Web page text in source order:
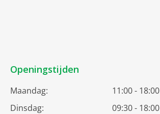
Openingstijden
Maandag:
11:00 - 18:00
Dinsdag:
09:30 - 18:00